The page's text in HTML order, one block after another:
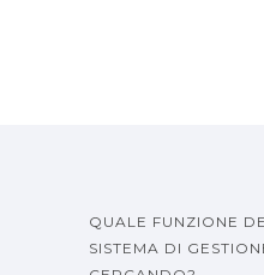
QUALE FUNZIONE
SISTEMA DI